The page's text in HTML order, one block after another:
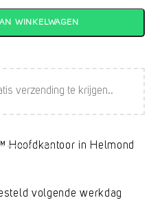
WINKELWAGEN
verzending te krijgen..
Hoofdkantoor in Helmond
volgende werkdag